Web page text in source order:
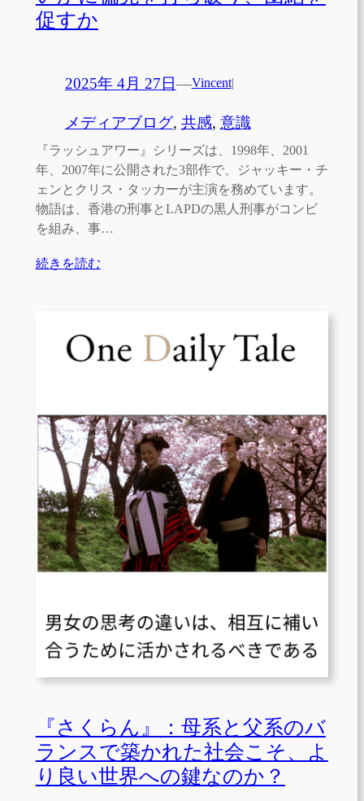
促すか
2025年 4月 27日—Vincent|
メディアブログ, 共感, 意識
『ラッシュアワー』シリーズは、1998年、2001
年、2007年に公開された3部作で、ジャッキー・チ
ェンとクリス・タッカーが主演を務めています。
物語は、香港の刑事とLAPDの黒人刑事がコンビ
を組み、事…
続きを読む
『さくらん』：母系と父系のバ
ランスで築かれた社会こそ、よ
り良い世界への鍵なのか？